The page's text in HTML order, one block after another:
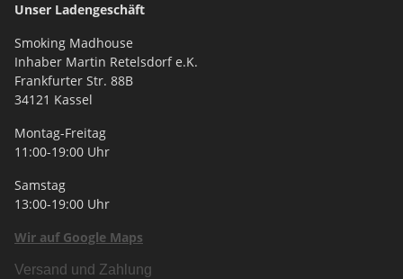
Unser Ladengeschäft
Smoking Madhouse
Inhaber Martin Retelsdorf e.K.
Frankfurter Str. 88B
34121 Kassel
Montag-Freitag
11:00-19:00 Uhr
Samstag
13:00-19:00 Uhr
Wir auf Google Maps
Versand und Zahlung